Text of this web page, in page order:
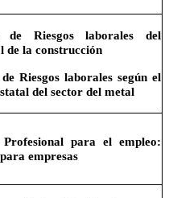
de Riesgos laborales del
de la construcción
Riesgos laborales según el
del sector del metal
para el empleo:
empresas